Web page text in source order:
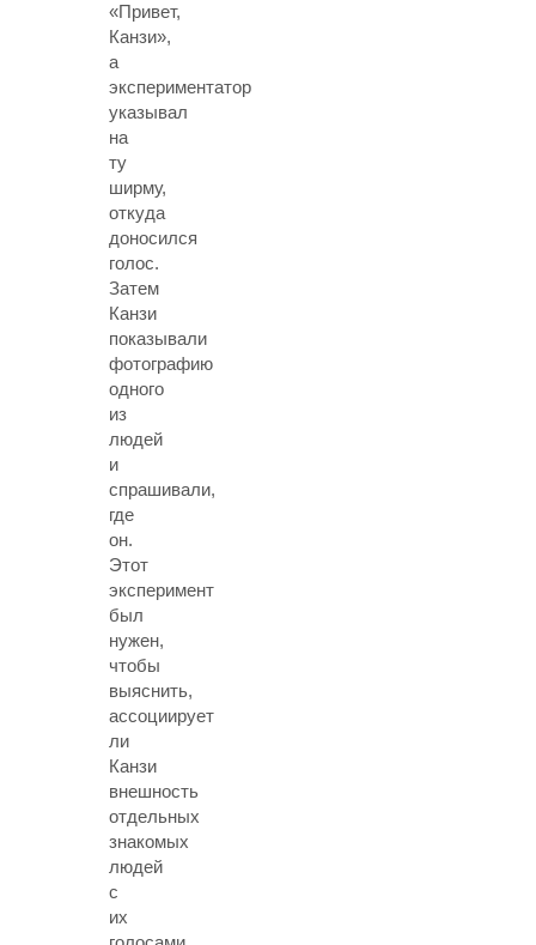
«Привет,
Канзи»,
а
экспериментатор
указывал
на
ту
ширму,
откуда
доносился
голос.
Затем
Канзи
показывали
фотографию
одного
из
людей
и
спрашивали,
где
он.
Этот
эксперимент
был
нужен,
чтобы
выяснить,
ассоциирует
ли
Канзи
внешность
отдельных
знакомых
людей
с
их